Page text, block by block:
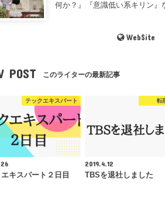
何か？』『意識低い系キリン』
WebSite
POST このライターの最新記事
テックエキスパート
キスパート２日目
転
2019.4.12
TBSを退社しました